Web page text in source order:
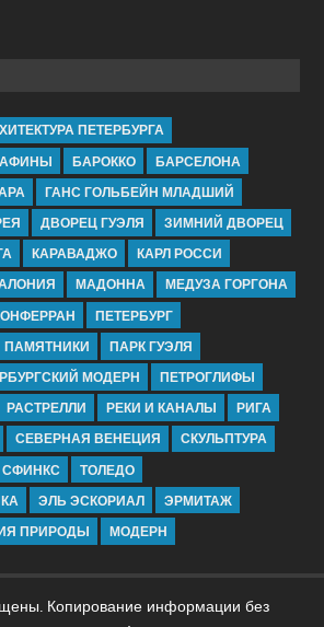
ПЕТЕРБУРГА
АФИНЫ БАРОККО
БАРСЕЛОНА
ГАНС ГОЛЬБЕЙН МЛАДШИЙ
ДВОРЕЦ ГУЭЛЯ
ЗИМНИЙ ДВОРЕЦ
КАРАВАДЖО
КАРЛ РОССИ
МАДОННА
МЕДУЗА ГОРГОНА
ПЕТЕРБУРГ
ПАМЯТНИКИ
ПАРК ГУЭЛЯ
МОДЕРН
ПЕТРОГЛИФЫ
РАСТРЕЛЛИ РЕКИ И КАНАЛЫ
РИГА
СЕВЕРНАЯ ВЕНЕЦИЯ
СКУЛЬПТУРА
СФИНКС
ТОЛЕДО
ЭЛЬ ЭСКОРИАЛ
ЭРМИТАЖ
ПРИРОДЫ МОДЕРН
Копирование информации без